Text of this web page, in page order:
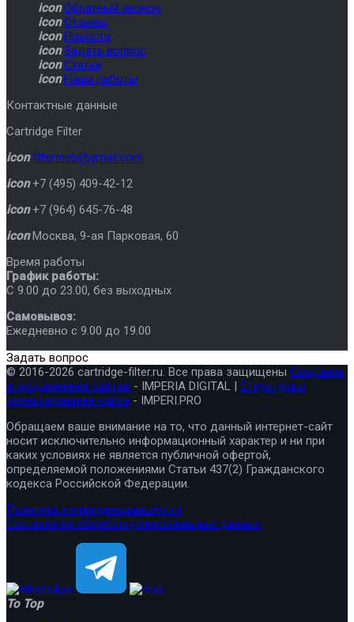
icon Обратный звонок
icon Отзывы
icon Новости
icon Задать вопрос
icon Статьи
icon Наши работы
Контактные данные
Cartridge Filter
icon filtermeb@gmail.com
icon +7 (495) 409-42-12
icon +7 (964) 645-76-48
icon Москва, 9-ая Парковая, 60
Время работы
График работы:
C 9.00 до 23.00, без выходных
Самовывоз:
Ежедневно с 9.00 до 19.00
Задать вопрос
© 2016-2026 cartridge-filter.ru. Все права защищены Создание
и продвижение сайтов - IMPERIA DIGITAL | Структура и
проектирование сайта - IMPERI.PRO
Обращаем ваше внимание на то, что данный интернет-сайт
носит исключительно информационный характер и ни при
каких условиях не является публичной офертой,
определяемой положениями Статьи 437(2) Гражданского
кодекса Российской Федерации.
Политика конфиденциальности
Согласие на обработку персональных данных
To Top